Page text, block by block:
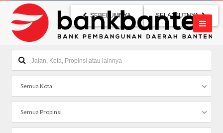
Semua Kota
Semua Propinsi
SEBELUMNYA SELANJUTNYA